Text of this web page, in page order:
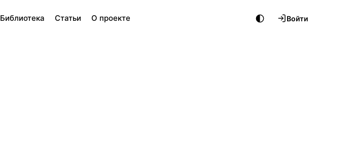
Библиотека Статьи О проекте Войти